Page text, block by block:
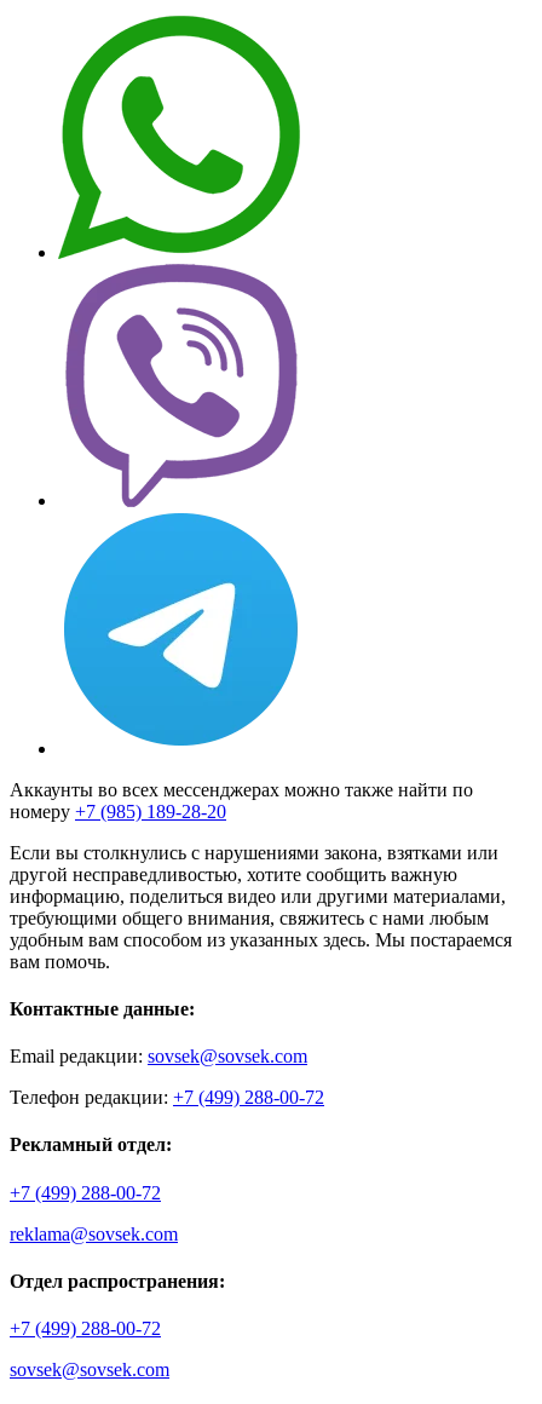
Аккаунты во всех мессенджерах можно также найти по
номеру +7 (985) 189-28-20
Если вы столкнулись с нарушениями закона, взятками или
другой несправедливостью, хотите сообщить важную
информацию, поделиться видео или другими материалами,
требующими общего внимания, свяжитесь с нами любым
удобным вам способом из указанных здесь. Мы постараемся
вам помочь.
Контактные данные:
Email редакции: sovsek@sovsek.com
Телефон редакции: +7 (499) 288-00-72
Рекламный отдел:
+7 (499) 288-00-72
reklama@sovsek.com
Отдел распространения:
+7 (499) 288-00-72
sovsek@sovsek.com